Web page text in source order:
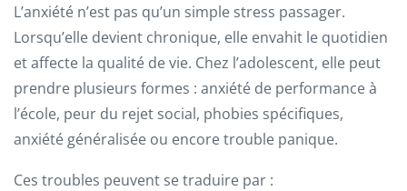
L’anxiété n’est pas qu’un simple stress passager.
Lorsqu’elle devient chronique, elle envahit le quotidien
et affecte la qualité de vie. Chez l’adolescent, elle peut
prendre plusieurs formes : anxiété de performance à
l’école, peur du rejet social, phobies spécifiques,
anxiété généralisée ou encore trouble panique.
Ces troubles peuvent se traduire par :